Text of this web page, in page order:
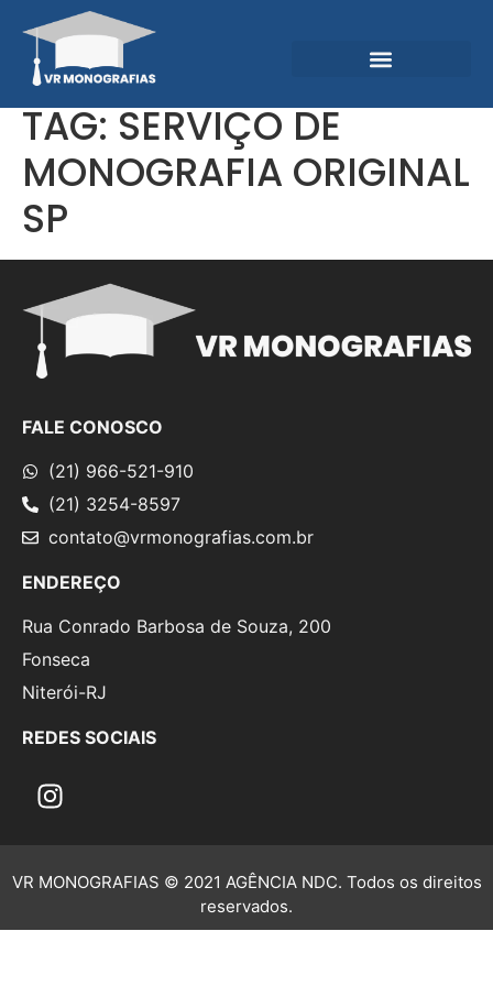
TAG:SERVIÇO DE
MONOGRAFIA ORIGINAL
SP
FALE CONOSCO
(21) 966-521-910
(21) 3254-8597
contato@vrmonografias.com.br
ENDEREÇO
Rua Conrado Barbosa de Souza, 200
Fonseca
Niterói-RJ
REDES SOCIAIS
VR MONOGRAFIAS © 2021 AGÊNCIA NDC. Todos os direitos
reservados.